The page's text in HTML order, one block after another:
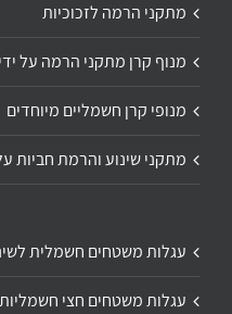
מתקני הרמה לזכוכיות
מנוף קרן מתקני הרמה על
מנופי קרן חשמליים מיוחדים
מתקני שינוע והרמת חביות
עגלות משטחים חשמלית
עגלות משטחים חצי חשמליות